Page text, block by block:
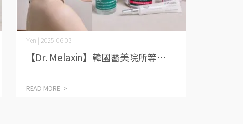
Yen | 2025-06-03
【Dr. Melaxin】韓國醫美院所等⋯
READ MORE ->